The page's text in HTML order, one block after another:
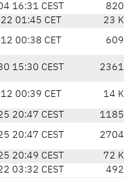
16:31 CEST
01:45 CET
23
00:38 CET
15:30 CEST
00:39 CET 14
20:47 CEST
20:47 CEST
20:49 CEST
72
03:32 CEST